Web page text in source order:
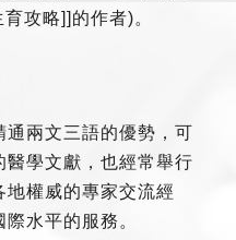
攻略]]的作者)。
兩文三語的優勢，可
醫學文獻，也經常舉行
地權威的專家交流經
水平的服務。